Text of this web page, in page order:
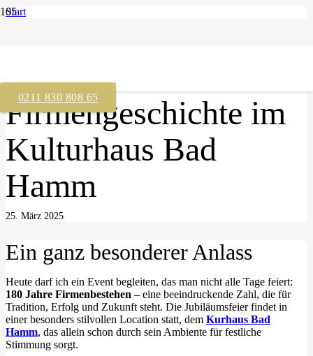
0211 830 808 65
Start
180 Jahre
Firmengeschichte im
Kulturhaus Bad
Hamm
25. März 2025
Ein ganz besonderer Anlass
Heute darf ich ein Event begleiten, das man nicht alle Tage feiert:
180 Jahre Firmenbestehen – eine beeindruckende Zahl, die für
Tradition, Erfolg und Zukunft steht. Die Jubiläumsfeier findet in
einer besonders stilvollen Location statt, dem Kurhaus Bad
Hamm, das allein schon durch sein Ambiente für festliche
Stimmung sorgt.